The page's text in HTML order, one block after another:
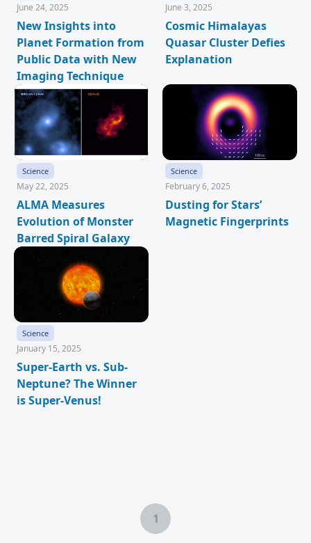
June 24, 2025
New Insights into
Planet Formation from
Public Data with New
Imaging Technique
June 3, 2025
Cosmic Himalayas
Quasar Cluster Defies
Explanation
Science
May 22, 2025
ALMA Measures
Evolution of Monster
Barred Spiral Galaxy
Science
February 6, 2025
Dusting for Stars’
Magnetic Fingerprints
Science
January 15, 2025
Super-Earth vs. Sub-
Neptune? The Winner
is Super-Venus!
1